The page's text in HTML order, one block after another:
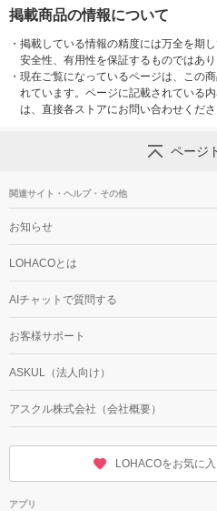
掲載商品の情報について
・ 掲載している情報の精度には万全を期
安全性、有用性を保証するものではあり
・ 現在ご覧になっているページは、この
れています。ページに記載されている
は、直接各ストアにお問い合わせくださ
ページ
関連サイト・ヘルプ・その他
お知らせ
LOHACOとは
AIチャットで質問する
お客様サポート
ASKUL（法人向け）
アスクル株式会社（会社概要）
LOHACOをお気に
アプリ